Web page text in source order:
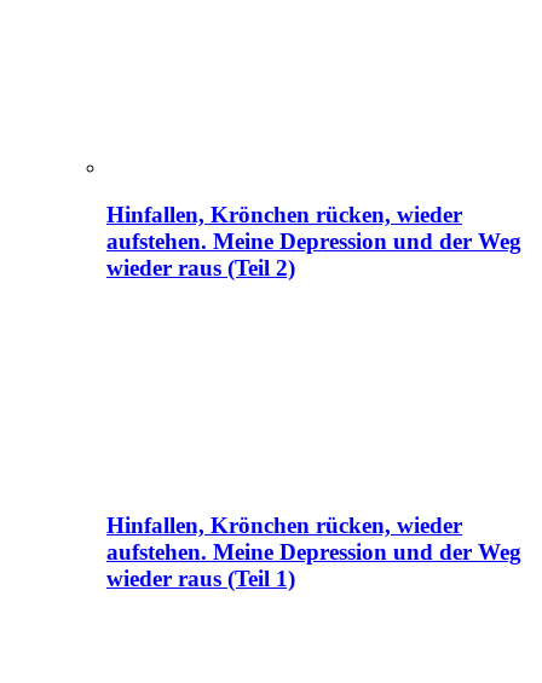
Hinfallen, Krönchen rücken, wieder
aufstehen. Meine Depression und der Weg
wieder raus (Teil 2)
Hinfallen, Krönchen rücken, wieder
aufstehen. Meine Depression und der Weg
wieder raus (Teil 1)